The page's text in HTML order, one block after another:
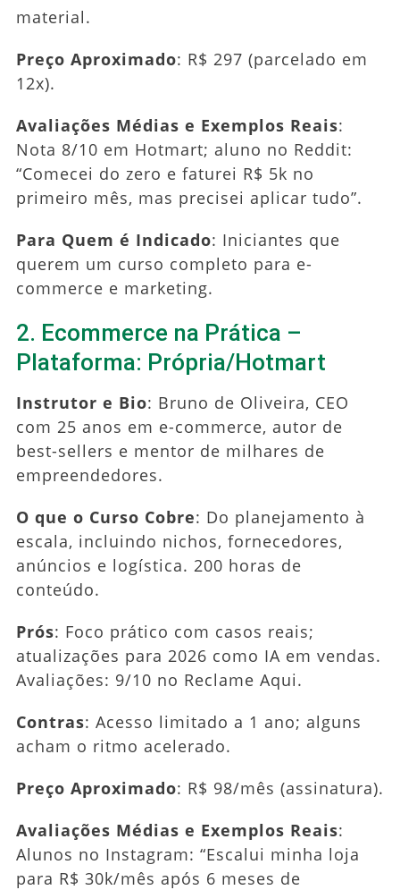
material.
Preço Aproximado: R$ 297 (parcelado em
12x).
Avaliações Médias e Exemplos Reais:
Nota 8/10 em Hotmart; aluno no Reddit:
“Comecei do zero e faturei R$ 5k no
primeiro mês, mas precisei aplicar tudo”.
Para Quem é Indicado: Iniciantes que
querem um curso completo para e-
commerce e marketing.
2. Ecommerce na Prática –
Plataforma: Própria/Hotmart
Instrutor e Bio: Bruno de Oliveira, CEO
com 25 anos em e-commerce, autor de
best-sellers e mentor de milhares de
empreendedores.
O que o Curso Cobre: Do planejamento à
escala, incluindo nichos, fornecedores,
anúncios e logística. 200 horas de
conteúdo.
Prós: Foco prático com casos reais;
atualizações para 2026 como IA em vendas.
Avaliações: 9/10 no Reclame Aqui.
Contras: Acesso limitado a 1 ano; alguns
acham o ritmo acelerado.
Preço Aproximado: R$ 98/mês (assinatura).
Avaliações Médias e Exemplos Reais:
Alunos no Instagram: “Escalui minha loja
para R$ 30k/mês após 6 meses de